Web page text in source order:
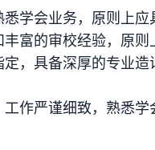
学会业务，原则上应
富的审校经验，原
定，具备深厚的专业
工作严谨细致，熟悉